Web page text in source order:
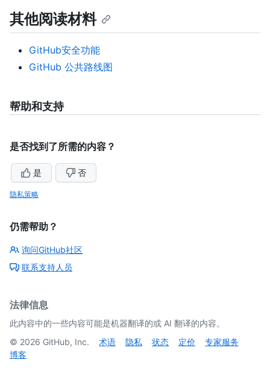
其他阅读材料
GitHub安全功能
GitHub 公共路线图
帮助和支持
是否找到了所需的内容？
是 否
隐私策略
仍需帮助？
询问GitHub社区
联系支持人员
法律信息
此内容中的一些内容可能是机器翻译的或 AI 翻译的内容。
© 2026 GitHub, Inc. 术语 隐私 状态 定价
专家服务
博客